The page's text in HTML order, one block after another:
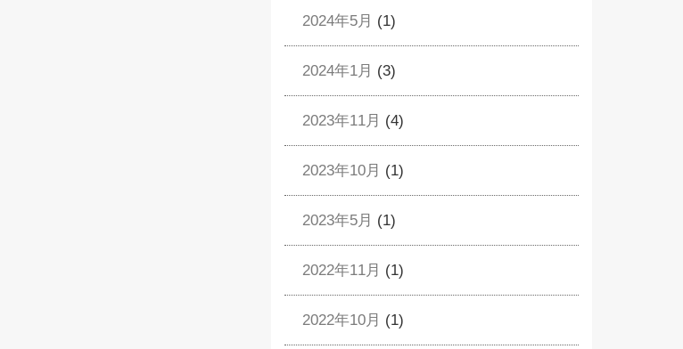
2024年5月 (1)
2024年1月 (3)
2023年11月 (4)
2023年10月 (1)
2023年5月 (1)
2022年11月 (1)
2022年10月 (1)